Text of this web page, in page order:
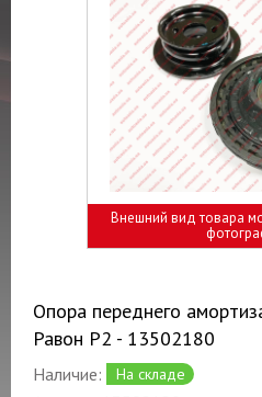
Внешний вид товара
Опора переднего
Равон Р2 - 13502180
Наличие: На складе